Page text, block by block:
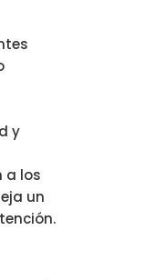
y
a los
un